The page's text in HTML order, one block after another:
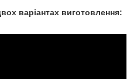
варіантах виготовлення: